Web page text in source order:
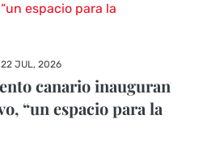
22 JUL, 2026
canario inauguran
“un espacio para la